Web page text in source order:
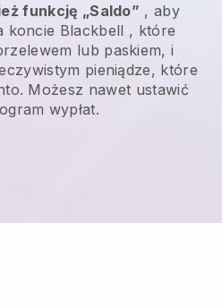
funkcję „Saldo” , aby
koncie Blackbell , które
lub paskiem, i
pieniądze, które
Możesz nawet ustawić
wypłat.